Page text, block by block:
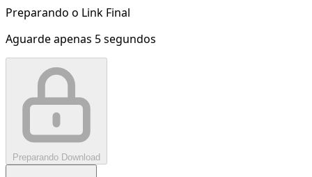
Preparando o Link Final
Aguarde apenas 5segundos
Preparando Download